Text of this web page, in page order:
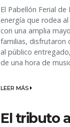
El Pabellón Ferial
energía que rodea al
con una amplia
familias, disfrutaron
al público
de una hora de
LEER MÁS
El tributo